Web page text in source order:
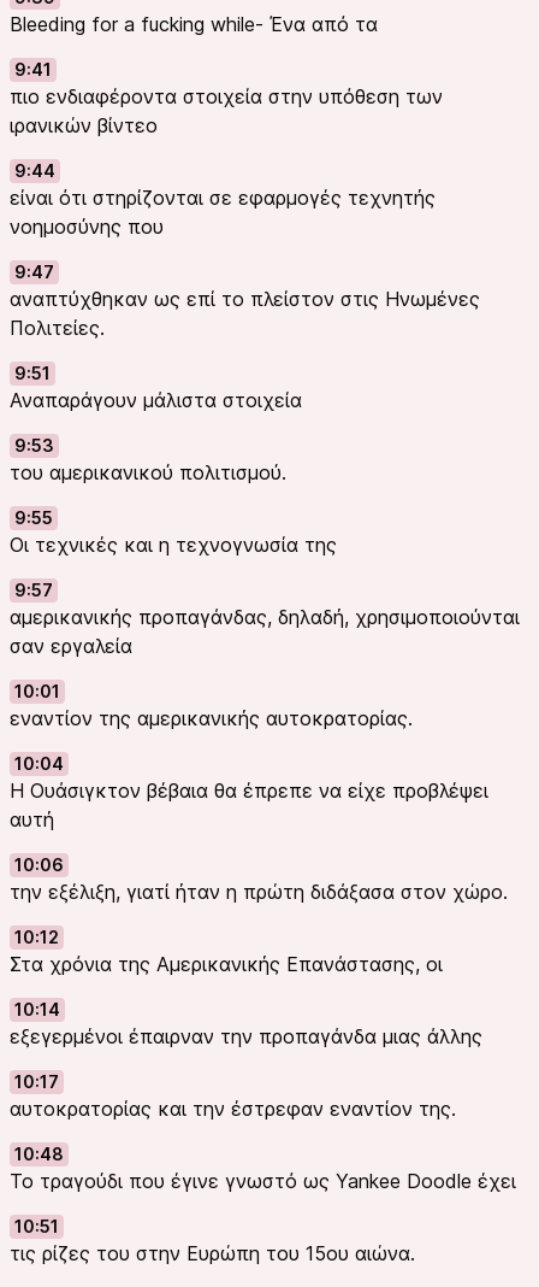
Bleeding for a fucking while- Ένα από τα
9:41
πιο ενδιαφέροντα στοιχεία στην υπόθεση των
ιρανικών βίντεο
9:44
είναι ότι στηρίζονται σε εφαρμογές τεχνητής
νοημοσύνης που
9:47
αναπτύχθηκαν ως επί το πλείστον στις Ηνωμένες
Πολιτείες.
9:51
Αναπαράγουν μάλιστα στοιχεία
9:53
του αμερικανικού πολιτισμού.
9:55
Οι τεχνικές και η τεχνογνωσία της
9:57
αμερικανικής προπαγάνδας, δηλαδή, χρησιμοποιούνται
σαν εργαλεία
10:01
εναντίον της αμερικανικής αυτοκρατορίας.
10:04
Η Ουάσιγκτον βέβαια θα έπρεπε να είχε προβλέψει
αυτή
10:06
την εξέλιξη, γιατί ήταν η πρώτη διδάξασα στον χώρο.
10:12
Στα χρόνια της Αμερικανικής Επανάστασης, οι
10:14
εξεγερμένοι έπαιρναν την προπαγάνδα μιας άλλης
10:17
αυτοκρατορίας και την έστρεφαν εναντίον της.
10:48
Το τραγούδι που έγινε γνωστό ως Yankee Doodle έχει
10:51
τις ρίζες του στην Ευρώπη του 15ου αιώνα.